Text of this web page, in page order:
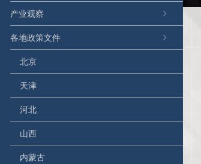
产业观察
各地政策文件
北京
天津
河北
山西
内蒙古